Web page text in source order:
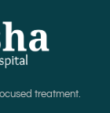
treatment.